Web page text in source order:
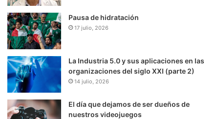
Pausa de hidratación
17 julio, 2026
La Industria 5.0 y sus aplicaciones en las
organizaciones del siglo XXI (parte 2)
14 julio, 2026
El día que dejamos de ser dueños de
nuestros videojuegos